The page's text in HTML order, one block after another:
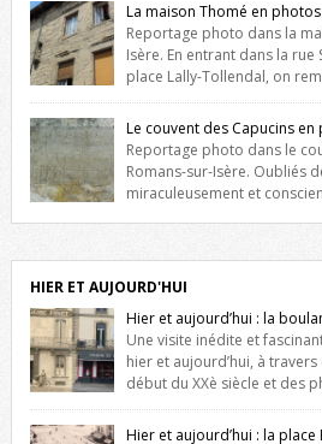
La maison Thomé en photos
Reportage photo dans la
Isère. En entrant dans la rue
place Lally-Tollendal, on
maison construite au XVIè siècle. Les
fenêtres jumelles à meneaux. Entre ces
niche qui contient une statue de la Vierge.
Le couvent des Capucins en
Reportage photo dans le
Romans-sur-Isère. Oubliés
miraculeusement et
l’histoire de la redécouverte de vestiges
Petit retour sur l’histoire […]
HIER ET AUJOURD'HUI
Hier et aujourd’hui : la
Une visite inédite et
hier et aujourd’hui, à
début du XXè siècle et des
prises exactement dans le même cadre ! A
Jaurès et de l’avenue Victor Hugo (à côté
Hier et aujourd’hui : la